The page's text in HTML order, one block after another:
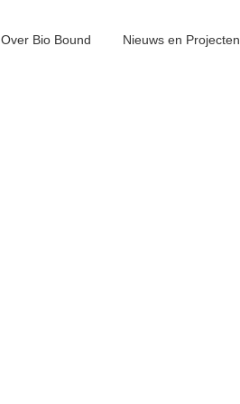
Over Bio Bound Nieuws en Projecten